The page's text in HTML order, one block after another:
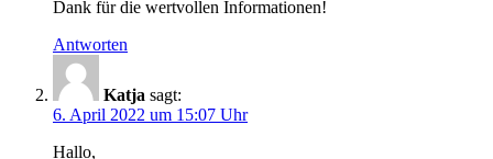
Dank für die wertvollen Informationen!
Antworten
Katja sagt:
6. April 2022 um 15:07 Uhr
Hallo,